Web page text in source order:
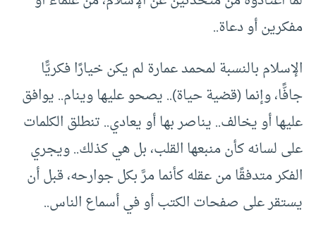
مفكرين أو دعاة..
الإسلام بالنسبة لمحمد عمارة لم يكن خيارًا فكريًّا
جافًّا، وإنما (قضية حياة).. يصحو عليها وينام.. يوافق
عليها أو يخالف.. يناصر بها أو يعادي.. تنطلق الكلمات
على لسانه كأن منبعها القلب، بل هي كذلك.. ويجري
الفكر متدفقًا من عقله كأنما مرَّ بكل جوارحه، قبل أن
يستقر على صفحات الكتب أو في أسماع الناس..